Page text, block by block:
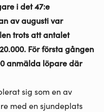
i det 47:e
av augusti var
trots att antalet
För första gången
anmälda löpare där
sig som en av
med en sjundeplats